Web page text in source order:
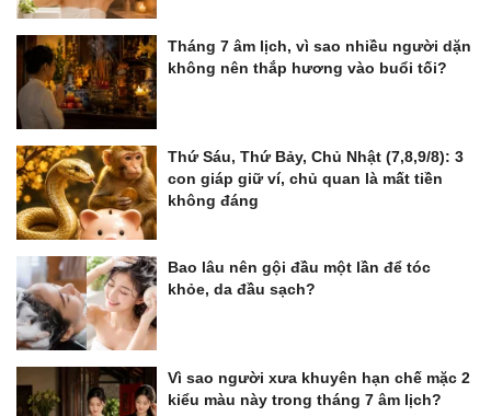
Tháng 7 âm lịch, vì sao nhiều người dặn
không nên thắp hương vào buổi tối?
Thứ Sáu, Thứ Bảy, Chủ Nhật (7,8,9/8): 3
con giáp giữ ví, chủ quan là mất tiền
không đáng
Bao lâu nên gội đầu một lần để tóc
khỏe, da đầu sạch?
Vì sao người xưa khuyên hạn chế mặc 2
kiểu màu này trong tháng 7 âm lịch?